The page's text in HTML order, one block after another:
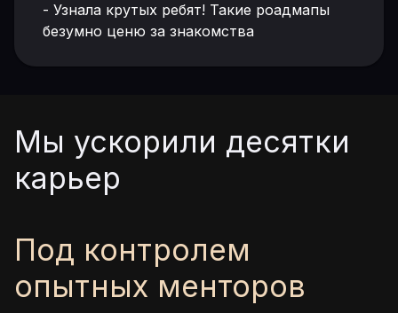
- Узнала крутых ребят! Такие роадмапы
безумно ценю за знакомства
Мы ускорили десятки
карьер
Под контролем
опытных менторов